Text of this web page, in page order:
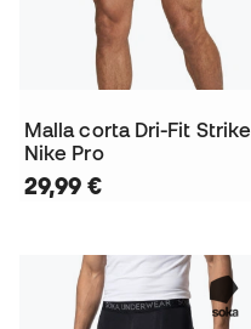
Malla corta Dri-Fit Strike
Nike Pro
29,99 €